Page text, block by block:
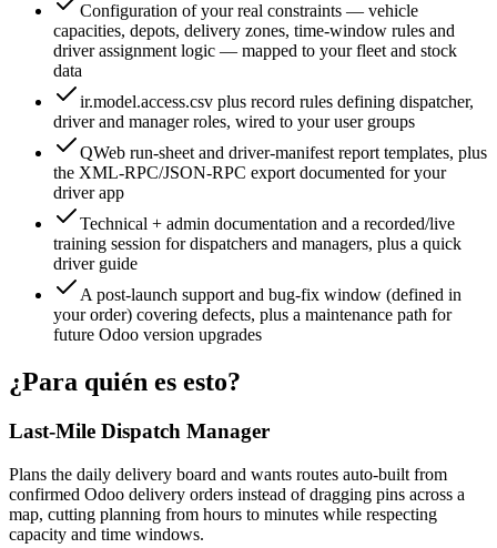
Configuration of your real constraints — vehicle
capacities, depots, delivery zones, time-window rules and
driver assignment logic — mapped to your fleet and stock
data
ir.model.access.csv plus record rules defining dispatcher,
driver and manager roles, wired to your user groups
QWeb run-sheet and driver-manifest report templates, plus
the XML-RPC/JSON-RPC export documented for your
driver app
Technical + admin documentation and a recorded/live
training session for dispatchers and managers, plus a quick
driver guide
A post-launch support and bug-fix window (defined in
your order) covering defects, plus a maintenance path for
future Odoo version upgrades
¿Para quién es esto?
Last-Mile Dispatch Manager
Plans the daily delivery board and wants routes auto-built from
confirmed Odoo delivery orders instead of dragging pins across a
map, cutting planning from hours to minutes while respecting
capacity and time windows.